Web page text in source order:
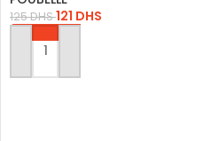
125DHS121 DHS
AJOUTER AU PANIER